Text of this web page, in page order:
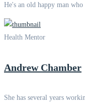
He's an old happy man
Health Mentor
Andrew Chamber
She has several years